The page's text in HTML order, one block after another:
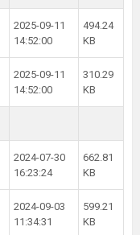
2025-09-11
14:52:00
494.24
KB
2025-09-11
14:52:00
310.29
KB
2024-07-30
16:23:24
662.81
KB
2024-09-03
11:34:31
599.21
KB